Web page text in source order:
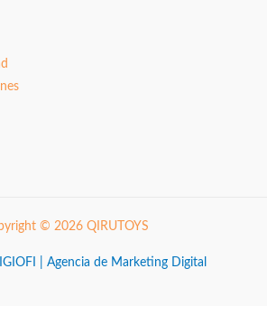
© 2026 QIRUTOYS
| Agencia de Marketing Digital